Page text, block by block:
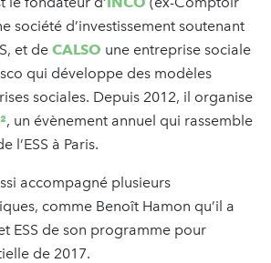
société d’investissement soutenant
et de CALSO une entreprise sociale
qui développe des modèles
sociales. Depuis 2012, il organise
, un évènement annuel qui rassemble
l’ESS à Paris.
accompagné plusieurs
comme Benoît Hamon qu’il a
ESS de son programme pour
de 2017.